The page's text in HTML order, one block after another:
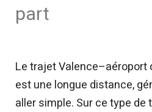
part
Le trajet Valence–aéroport
est une longue distance,
aller simple. Sur ce type de